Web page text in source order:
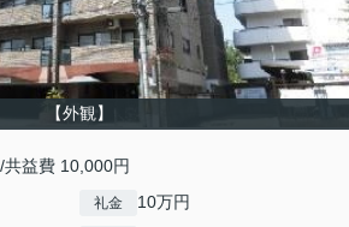
【外観】
益費 10,000円
礼金 10万円